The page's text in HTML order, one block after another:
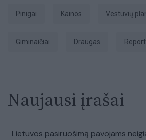
Pinigai Kainos vestuvių
giminaičiai Draugas
Naujausi įrašai
Lietuvos pasiruošimą pavojams